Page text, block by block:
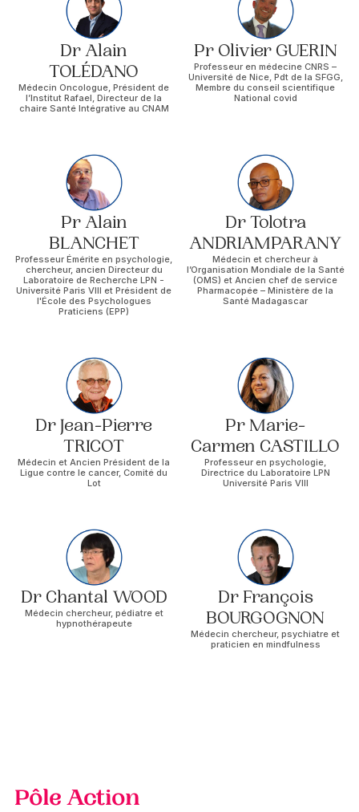
Dr Alain
TOLÉDANO
Médecin Oncologue, Président de
l’Institut Rafael, Directeur de la
chaire Santé Intégrative au CNAM
Pr Olivier GUERIN
Professeur en médecine CNRS –
Université de Nice, Pdt de la SFGG,
Membre du conseil scientifique
National covid
Pr Alain
BLANCHET
Professeur Émérite en psychologie,
chercheur, ancien Directeur du
Laboratoire de Recherche LPN -
Université Paris VIII et Président de
l'École des Psychologues
Praticiens (EPP)
Dr Tolotra
ANDRIAMPARANY
Médecin et chercheur à
l’Organisation Mondiale de la Santé
(OMS) et Ancien chef de service
Pharmacopée – Ministère de la
Santé Madagascar
Dr Jean-Pierre
TRICOT
Médecin et Ancien Président de la
Ligue contre le cancer, Comité du
Lot
Pr Marie-
Carmen CASTILLO
Professeur en psychologie,
Directrice du Laboratoire LPN
Université Paris VIII
Dr Chantal WOOD
Médecin chercheur, pédiatre et
hypnothérapeute
Dr François
BOURGOGNON
Médecin chercheur, psychiatre et
praticien en mindfulness
Pôle Action